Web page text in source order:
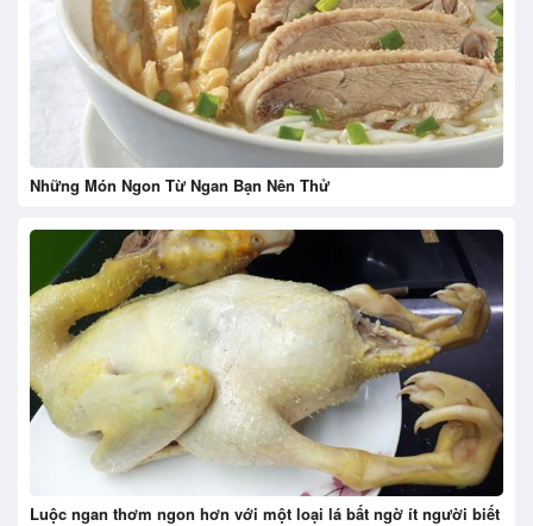
Những Món Ngon Từ Ngan Bạn Nên Thử
Luộc ngan thơm ngon hơn với một loại lá bất ngờ ít người biết